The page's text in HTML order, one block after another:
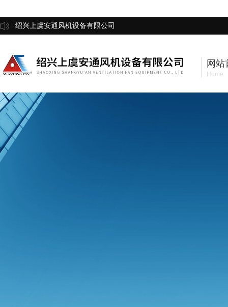
绍兴上虞安通风机设备有限公司
网站
Home